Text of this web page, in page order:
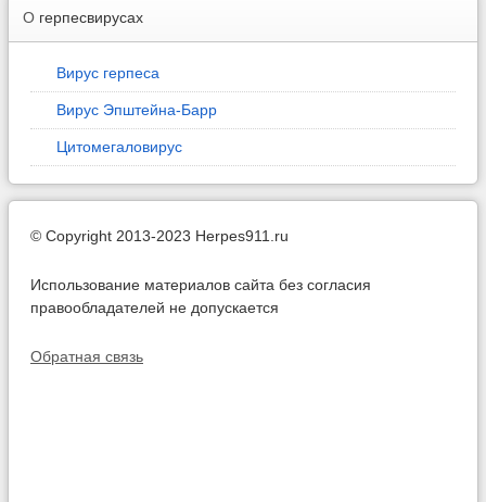
О герпесвирусах
Вирус герпеса
Вирус Эпштейна-Барр
Цитомегаловирус
© Copyright 2013-2023 Herpes911.ru
Использование материалов сайта без согласия
правообладателей не допускается
Обратная связь